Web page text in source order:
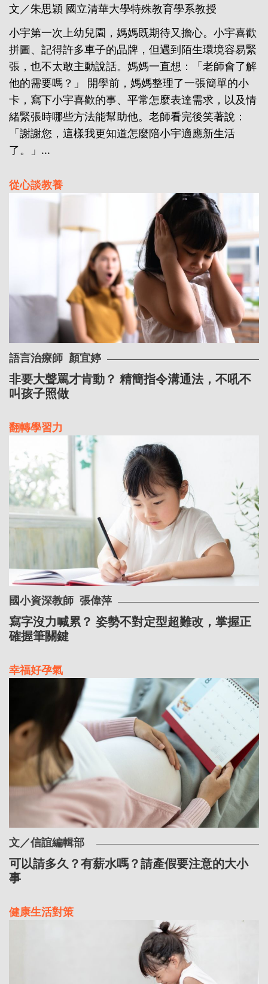
從心談教養
語言治療師 顏宜婷
非要大聲罵才肯動？ 精簡指令溝通法，不吼不
叫孩子照做
翻轉學習力
國小資深教師 張偉萍
寫字沒力喊累？ 姿勢不對定型超難改，掌握正
確握筆關鍵
幸福好孕氣
文／信誼編輯部
可以請多久？有薪水嗎？請產假要注意的大小
事
健康生活對策
文／朱思穎 國立清華大學特殊教育學系教授
小宇第一次上幼兒園，媽媽既期待又擔心。小宇喜歡
拼圖、記得許多車子的品牌，但遇到陌生環境容易緊
張，也不太敢主動說話。媽媽一直想：「老師會了解
他的需要嗎？」 開學前，媽媽整理了一張簡單的小
卡，寫下小宇喜歡的事、平常怎麼表達需求，以及情
緒緊張時哪些方法能幫助他。老師看完後笑著說：
「謝謝您，這樣我更知道怎麼陪小宇適應新生活
了。」...